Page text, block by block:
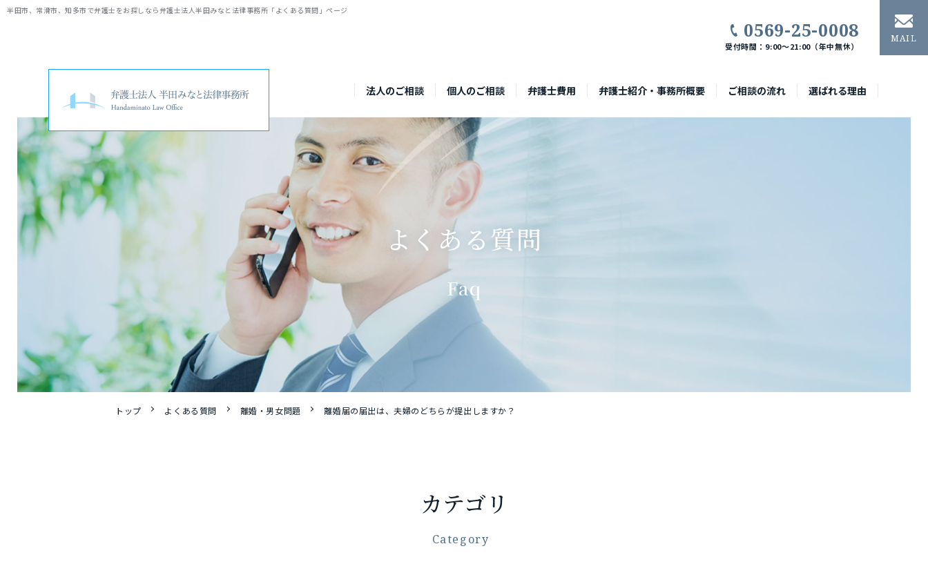
半田市、常滑市、知多市で弁護士をお探しなら弁護士法人半田みなと法律事務所「よくある質問」ページ
法人のご相談 個人のご相談 弁護士費用 弁護士紹介・事務所概要 ご相談の流れ 選ばれる理由
0569-25-0008
受付時間：9:00〜21:00（年中無休）
MAIL
よくある質問
Faq
トップ よくある質問 離婚・男女問題 離婚届の届出は、夫婦のどちらが提出しますか？
カテゴリ
Category